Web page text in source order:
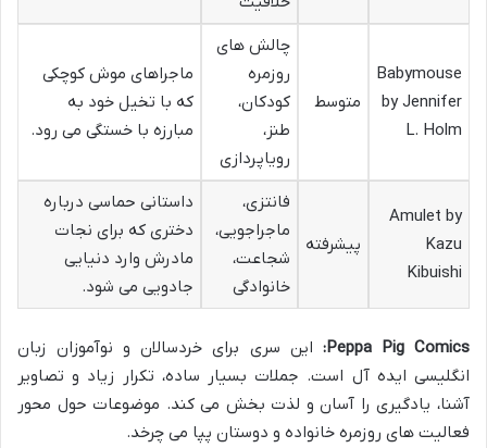
Babymouse
by Jennifer
L. Holm
متوسط
چالش های
روزمره
کودکان،
طنز،
رویاپردازی
ماجراهای موش کوچکی
که با تخیل خود به
مبارزه با خستگی می رود.
Amulet by
Kazu
Kibuishi
پیشرفته
فانتزی،
ماجراجویی،
شجاعت،
خانوادگی
داستانی حماسی درباره
دختری که برای نجات
مادرش وارد دنیایی
جادویی می شود.
Peppa Pig Comics:
این سری برای خردسالان و نوآموزان زبان
انگلیسی ایده آل است. جملات بسیار ساده، تکرار زیاد و تصاویر
آشنا، یادگیری را آسان و لذت بخش می کند. موضوعات حول محور
فعالیت های روزمره خانواده و دوستان پپا می چرخد.